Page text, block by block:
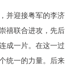
并迎接粤军的李济
禧联合进攻，先后
成一片。在这一过
统一的力量。后来